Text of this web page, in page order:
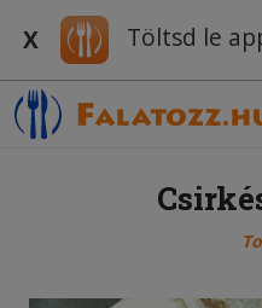
X Töltsd le